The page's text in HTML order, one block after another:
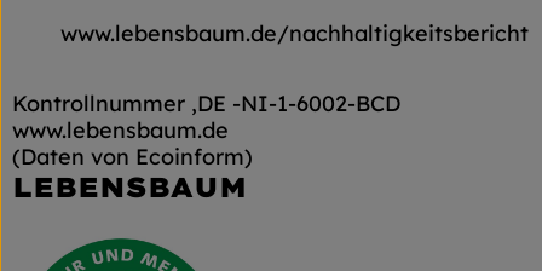
www.lebensbaum.de/nachhaltigkeitsbericht
Kontrollnummer ,DE -NI-1-6002-BCD
www.lebensbaum.de
(Daten von Ecoinform)
LEBENSBAUM